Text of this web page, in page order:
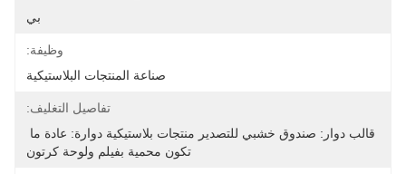
بي
وظيفة:
صناعة المنتجات البلاستيكية
تفاصيل التغليف:
قالب دوار: صندوق خشبي للتصدير منتجات بلاستيكية دوارة: عادة ما
تكون محمية بفيلم ولوحة كرتون